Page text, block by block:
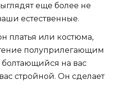
еще более не
естественные.
платья или костюма,
полуприлегающим
на вас
стройной. Он сделает